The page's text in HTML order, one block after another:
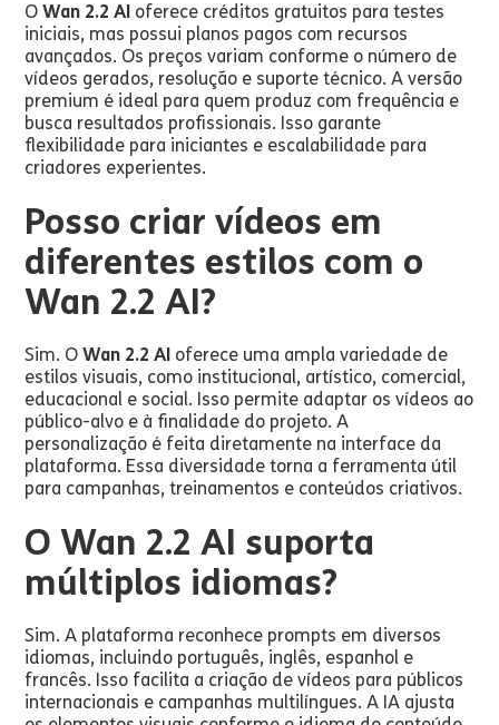
OWan 2.2 AI oferece créditos gratuitos para testes
iniciais, mas possui planos pagos com recursos
avançados. Os preços variam conforme o número de
vídeos gerados, resolução e suporte técnico. A versão
premium é ideal para quem produz com frequência e
busca resultados profissionais. Isso garante
flexibilidade para iniciantes e escalabilidade para
criadores experientes.
Posso criar vídeos em
diferentes estilos com o
Wan 2.2 AI?
Sim. OWan 2.2 AI oferece uma ampla variedade de
estilos visuais, como institucional, artístico, comercial,
educacional e social. Isso permite adaptar os vídeos ao
público-alvo e à finalidade do projeto. A
personalização é feita diretamente na interface da
plataforma. Essa diversidade torna a ferramenta útil
para campanhas, treinamentos e conteúdos criativos.
O Wan 2.2 AI suporta
múltiplos idiomas?
Sim. A plataforma reconhece prompts em diversos
idiomas, incluindo português, inglês, espanhol e
francês. Isso facilita a criação de vídeos para públicos
internacionais e campanhas multilíngues. A IA ajusta